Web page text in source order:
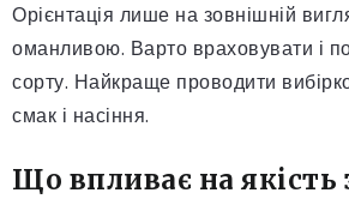
Орієнтація лише на зовнішній
оманливою. Варто враховувати і
сорту. Найкраще проводити
смак і насіння.
Що впливає на якість